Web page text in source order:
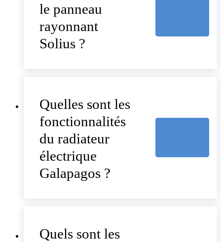
le panneau
rayonnant
Solius ?
Quelles sont les
fonctionnalités
du radiateur
électrique
Galapagos ?
Quels sont les